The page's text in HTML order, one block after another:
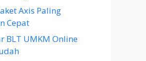
Axis Paling
Cepat
BLT UMKM Online